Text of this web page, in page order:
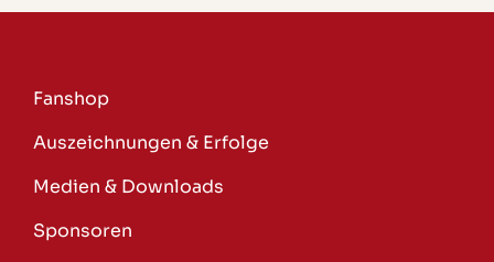
Fanshop
Auszeichnungen & Erfolge
Medien & Downloads
Sponsoren